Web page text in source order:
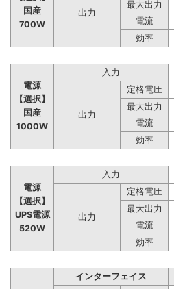
国産
700W
出力
最大出力
電流
効率
電源
【選択】
国産
1000W
入力
出力
定格電圧
最大出力
電流
効率
電源
【選択】
UPS電源
520W
入力
出力
定格電圧
最大出力
電流
効率
インターフェイス